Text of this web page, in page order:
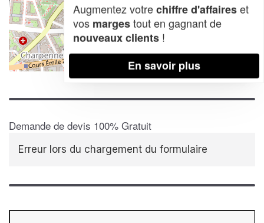
| Map data ©OpenStreetMap contributors,
Demande de devis 100% Gratuit
Erreur lors du chargement du formulaire
Augmentez votrechiffre d'affaireset
vos margestout en gagnant de
nouveaux clients !
En savoir plus